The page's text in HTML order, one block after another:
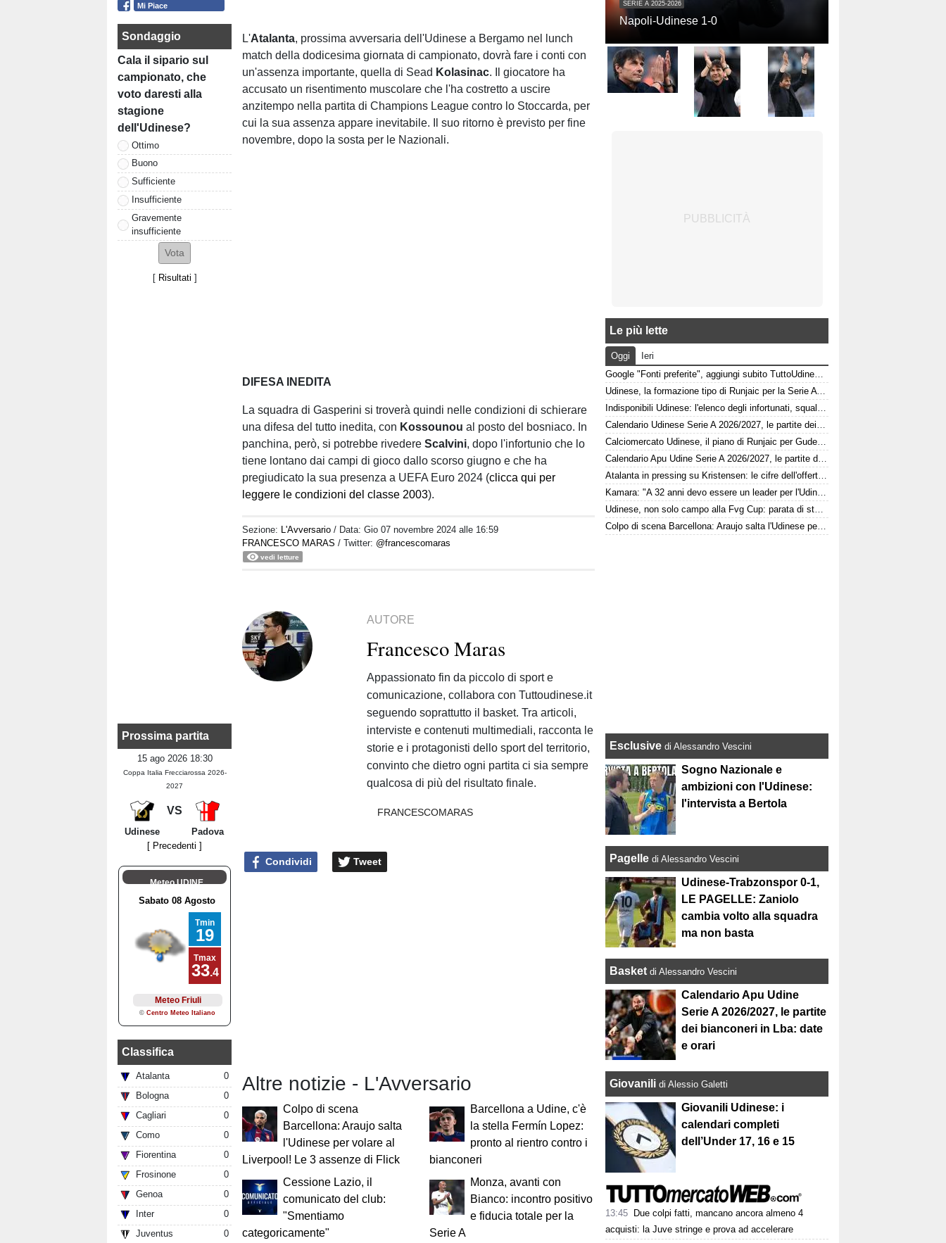
Mi Piace
Sondaggio
Cala il sipario sul
campionato, che
voto daresti alla
stagione
dell'Udinese?
Ottimo
Buono
Sufficiente
Insufficiente
Gravemente
insufficiente
[ Risultati ]
Prossima partita
15 ago 2026 18:30
Coppa Italia Frecciarossa 2026-
2027
VS
Udinese
Padova
[ Precedenti ]
Meteo UDINE
Classifica
Atalanta
0
Bologna
0
Cagliari
0
Como
0
Fiorentina
0
Frosinone
0
Genoa
0
Inter
0
Juventus
0
L'Atalanta, prossima avversaria dell'Udinese a Bergamo nel lunch
match della dodicesima giornata di campionato, dovrà fare i conti con
un'assenza importante, quella di Sead Kolasinac. Il giocatore ha
accusato un risentimento muscolare che l'ha costretto a uscire
anzitempo nella partita di Champions League contro lo Stoccarda, per
cui la sua assenza appare inevitabile. Il suo ritorno è previsto per fine
novembre, dopo la sosta per le Nazionali.
DIFESA INEDITA
La squadra di Gasperini si troverà quindi nelle condizioni di schierare
una difesa del tutto inedita, con Kossounou al posto del bosniaco. In
panchina, però, si potrebbe rivedereScalvini, dopo l'infortunio che lo
tiene lontano dai campi di gioco dallo scorso giugno e che ha
pregiudicato la sua presenza a UEFA Euro 2024 (clicca qui per
leggere le condizioni del classe 2003).
Sezione: L'Avversario / Data:Gio 07 novembre 2024 alle 16:59
FRANCESCO MARAS / Twitter: @francescomaras
vedi letture
AUTORE
Francesco Maras
Appassionato fin da piccolo di sport e
comunicazione, collabora con Tuttoudinese.it
seguendo soprattutto il basket. Tra articoli,
interviste e contenuti multimediali, racconta le
storie e i protagonisti dello sport del territorio,
convinto che dietro ogni partita ci sia sempre
qualcosa di più del risultato finale.
FRANCESCOMARAS
Condividi Tweet
Altre notizie - L'Avversario
Colpo di scena
Barcellona: Araujo salta
l'Udinese per volare al
Liverpool! Le 3 assenze di Flick
Barcellona a Udine, c'è
la stella Fermín Lopez:
pronto al rientro contro i
bianconeri
Cessione Lazio, il
comunicato del club:
"Smentiamo
categoricamente"
Monza, avanti con
Bianco: incontro positivo
e fiducia totale per la
Serie A
SERIE A 2025-2026
Napoli-Udinese 1-0
Le più lette
Oggi
Ieri
Google "Fonti preferite", aggiungi subito TuttoUdinese e personalizza le tue notizie
Udinese, la formazione tipo di Runjaic per la Serie A 2026/2027
Indisponibili Udinese: l'elenco degli infortunati, squalificati e diffidati
Calendario Udinese Serie A 2026/2027, le partite dei bianconeri: date e orari
Calciomercato Udinese, il piano di Runjaic per Gudelj: l'ex Siviglia avrà un nuovo ruolo
Calendario Apu Udine Serie A 2026/2027, le partite dei bianconeri in Lba: date e orari
Atalanta in pressing su Kristensen: le cifre dell'offerta e la netta condizione dell'Udinese
Kamara: "A 32 anni devo essere un leader per l'Udinese, Zaniolo ha fatto un'ottima scelta"
Udinese, non solo campo alla Fvg Cup: parata di stelle al Bluenergy Stadium
Colpo di scena Barcellona: Araujo salta l'Udinese per volare al Liverpool! Le 3 assenze di Flick
Esclusive di Alessandro Vescini
Sogno Nazionale e
ambizioni con l'Udinese:
l'intervista a Bertola
Pagelle di Alessandro Vescini
Udinese-Trabzonspor 0-1,
LE PAGELLE: Zaniolo
cambia volto alla squadra
ma non basta
Basket di Alessandro Vescini
Calendario Apu Udine
Serie A 2026/2027, le partite
dei bianconeri in Lba: date
e orari
Giovanili di Alessio Galetti
Giovanili Udinese: i
calendari completi
dell’Under 17, 16 e 15
13:45
Due colpi fatti, mancano ancora almeno 4
acquisti: la Juve stringe e prova ad accelerare